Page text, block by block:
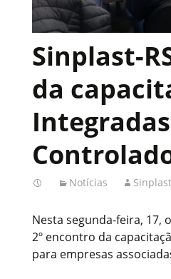
Sinplast-
da
Notícias Sinplast
Nesta segunda-feira, 17,
2º encontro da
para empresas